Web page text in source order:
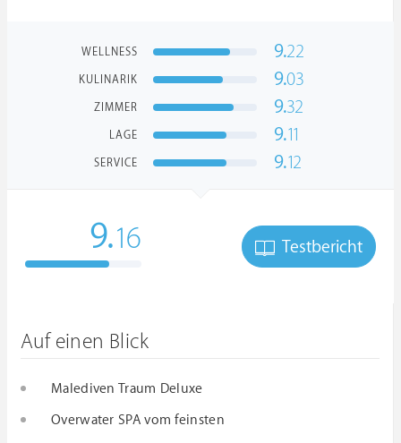
WELLNESS 9.22
KULINARIK 9.03
ZIMMER 9.32
LAGE 9.11
SERVICE 9.12
9.16 Testbericht
Auf einen Blick
Malediven Traum Deluxe
Overwater SPA vom feinsten